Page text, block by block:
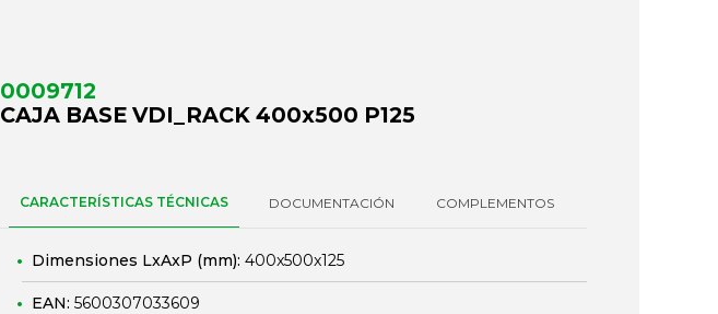
0009712
CAJA BASE VDI_RACK 400x500 P125
CARACTERÍSTICAS TÉCNICAS DOCUMENTACIÓN COMPLEMENTOS
Dimensiones LxAxP (mm): 400x500x125
EAN: 5600307033609